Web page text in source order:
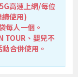
高速上網/每位
續使用)
每人一個。
TOUR、嬰兒不
合併使用。